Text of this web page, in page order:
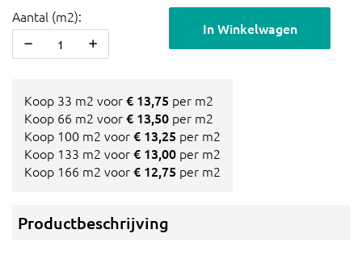
Aantal (m2):
In Winkelwagen
Koop 33 m2 voor€ 13,75 per m2
Koop 66 m2 voor€ 13,50 per m2
Koop 100 m2 voor€ 13,25 per m2
Koop 133 m2 voor€ 13,00 per m2
Koop 166 m2 voor€ 12,75 per m2
Productbeschrijving